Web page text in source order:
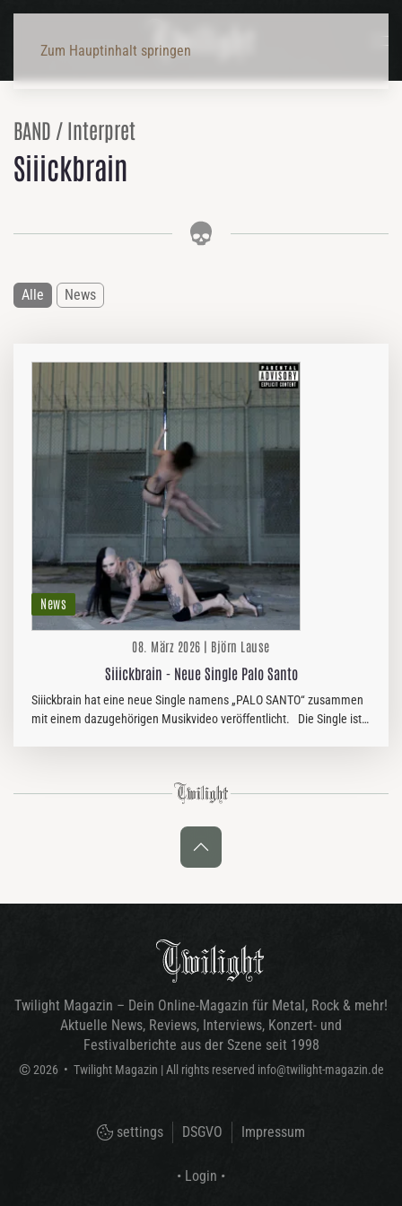
Zum Hauptinhalt springen
BAND / Interpret
Siiickbrain
Alle News
News
08. März 2026 | Björn Lause
Siiickbrain - Neue Single Palo Santo
Siiickbrain hat eine neue Single namens „PALO SANTO“ zusammen
mit einem dazugehörigen Musikvideo veröffentlicht. Die Single ist
Twilight Magazin – Dein Online-Magazin für Metal, Rock & mehr!
Aktuelle News, Reviews, Interviews, Konzert- und
Festivalberichte aus der Szene seit 1998
© 2026 • Twilight Magazin | All rights reserved info@twilight-magazin.de
settings DSGVO Impressum
• Login •